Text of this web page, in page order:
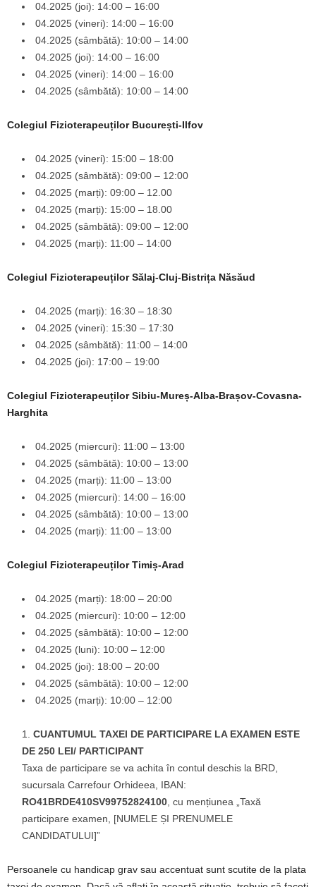
04.2025 (joi): 14:00 – 16:00
04.2025 (vineri): 14:00 – 16:00
04.2025 (sâmbătă): 10:00 – 14:00
04.2025 (joi): 14:00 – 16:00
04.2025 (vineri): 14:00 – 16:00
04.2025 (sâmbătă): 10:00 – 14:00
Colegiul Fizioterapeuților București-Ilfov
04.2025 (vineri): 15:00 – 18:00
04.2025 (sâmbătă): 09:00 – 12:00
04.2025 (marți): 09:00 – 12.00
04.2025 (marți): 15:00 – 18.00
04.2025 (sâmbătă): 09:00 – 12:00
04.2025 (marți): 11:00 – 14:00
Colegiul Fizioterapeuților Sălaj-Cluj-Bistrița Năsăud
04.2025 (marți): 16:30 – 18:30
04.2025 (vineri): 15:30 – 17:30
04.2025 (sâmbătă): 11:00 – 14:00
04.2025 (joi): 17:00 – 19:00
Colegiul Fizioterapeuților Sibiu-Mureș-Alba-Brașov-Covasna-
Harghita
04.2025 (miercuri): 11:00 – 13:00
04.2025 (sâmbătă): 10:00 – 13:00
04.2025 (marți): 11:00 – 13:00
04.2025 (miercuri): 14:00 – 16:00
04.2025 (sâmbătă): 10:00 – 13:00
04.2025 (marți): 11:00 – 13:00
Colegiul Fizioterapeuților Timiș-Arad
04.2025 (marți): 18:00 – 20:00
04.2025 (miercuri): 10:00 – 12:00
04.2025 (sâmbătă): 10:00 – 12:00
04.2025 (luni): 10:00 – 12:00
04.2025 (joi): 18:00 – 20:00
04.2025 (sâmbătă): 10:00 – 12:00
04.2025 (marți): 10:00 – 12:00
CUANTUMUL TAXEI DE PARTICIPARE LA EXAMEN ESTE
DE 250 LEI/ PARTICIPANT
Taxa de participare se va achita în contul deschis la BRD,
sucursala Carrefour Orhideea, IBAN:
RO41BRDE410SV99752824100 , cu mențiunea „Taxă
participare examen, [NUMELE ȘI PRENUMELE
CANDIDATULUI]”
Persoanele cu handicap grav sau accentuat sunt scutite de la plata